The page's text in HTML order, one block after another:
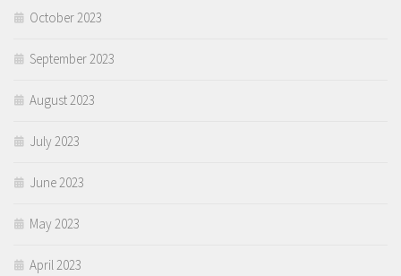
October 2023
September 2023
August 2023
July 2023
June 2023
May 2023
April 2023